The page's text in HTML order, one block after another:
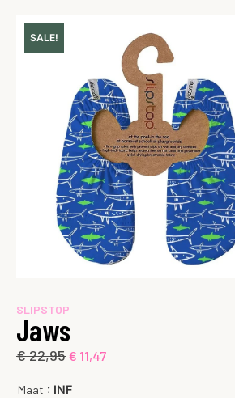
SLIPSTOP
Jaws
€22,95 € 11,47
Maat : INF